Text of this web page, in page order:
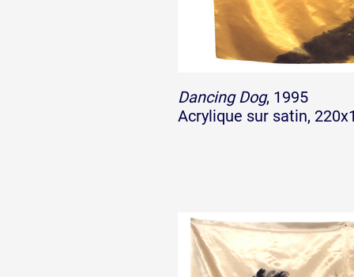
Dancing Dog, 1995
Acrylique sur satin,